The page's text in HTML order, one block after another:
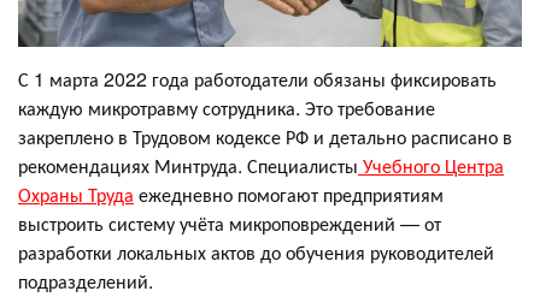
С 1 марта 2022 года работодатели обязаны фиксировать
каждую микротравму сотрудника. Это требование
закреплено в Трудовом кодексе РФ и детально расписано в
рекомендациях Минтруда. Специалисты Учебного Центра
Охраны Труда ежедневно помогают предприятиям
выстроить систему учёта микроповреждений — от
разработки локальных актов до обучения руководителей
подразделений.